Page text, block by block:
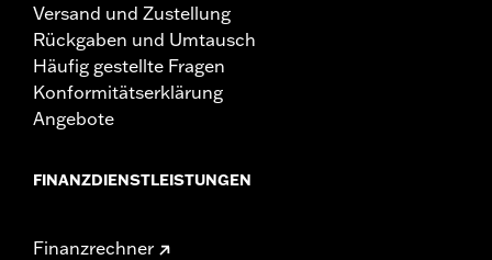
Versand und Zustellung
Rückgaben und Umtausch
Häufig gestellte Fragen
Konformitätserklärung
Angebote
FINANZDIENSTLEISTUNGEN
Finanzrechner